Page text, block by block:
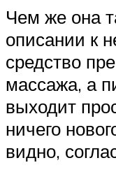
Чем же она
описании к
средство
массажа, а
выходит
ничего
видно,